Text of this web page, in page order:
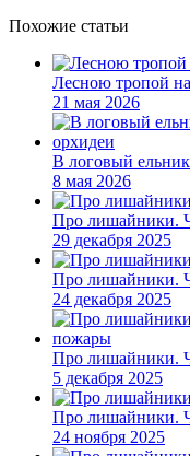
Похожие статьи
Лесною тропой
21 мая 2026
В логовый
8 мая 2026
Про лишайники.
29 декабря 2025
Про лишайники.
24 декабря 2025
Про лишайники.
5 декабря 2025
Про лишайники.
24 ноября 2025